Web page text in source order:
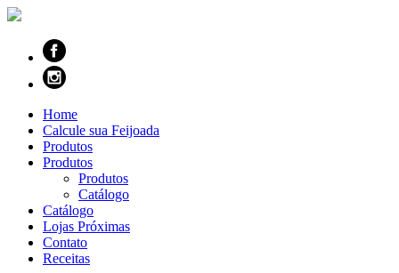
Home
Calcule sua Feijoada
Produtos
Produtos
Produtos
Catálogo
Catálogo
Lojas Próximas
Contato
Receitas